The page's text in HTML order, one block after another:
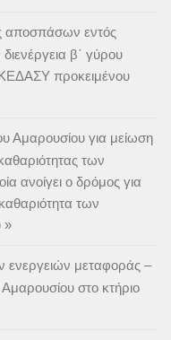
αποσπάσων εντός
β΄ γύρου
προκειμένου
Αμαρουσίου για μείωση
των
ανοίγει ο δρόμος για
των
»
ενεργειών μεταφοράς –
στο κτήριο